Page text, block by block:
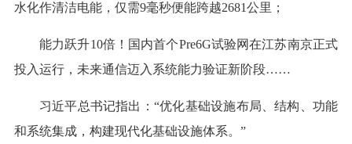
水化作清洁电能，仅需9毫秒便能跨越2681公里；
能力跃升10倍！国内首个Pre6G试验网在江苏南京正式
投入运行，未来通信迈入系统能力验证新阶段……
习近平总书记指出：“优化基础设施布局、结构、功能
和系统集成，构建现代化基础设施体系。”